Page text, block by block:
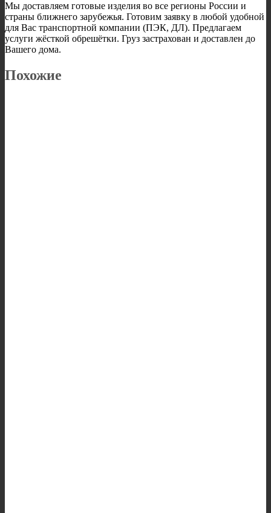
Мы доставляем готовые изделия во все регионы России и
страны ближнего зарубежья. Готовим заявку в любой удобной
для Вас транспортной компании (ПЭК, ДЛ). Предлагаем
услуги жёсткой обрешётки. Груз застрахован и доставлен до
Вашего дома.
Похожие